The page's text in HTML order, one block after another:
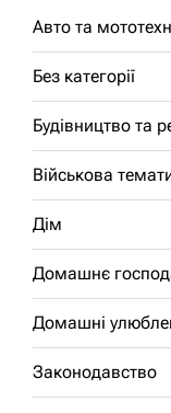
Авто та
Без категорії
Будівництво та
Військова
Дім
Домашнє
Домашні
Законодавство